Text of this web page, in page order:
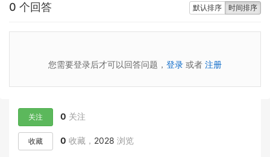
默认排序 时间排序
0 个回答
您需要登录后才可以回答问题， 登录 或者 注册
关注 0 关注
收藏 0 收藏， 2028 浏览